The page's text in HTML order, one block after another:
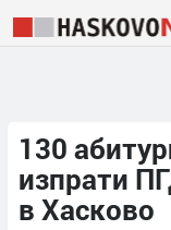
130
изпрати
в Хасково